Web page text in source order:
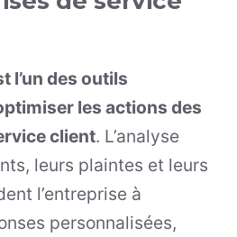
l’un des outils
les actions des
client. L’analyse
leurs plaintes et leurs
l’entreprise à
personnalisées,